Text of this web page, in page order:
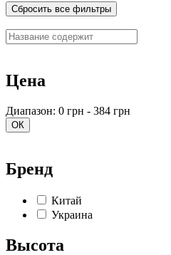
Сбросить все фильтры
Цена
Диапазон: 0 грн - 384 грн
ОК
Бренд
Китай
Украина
Высота